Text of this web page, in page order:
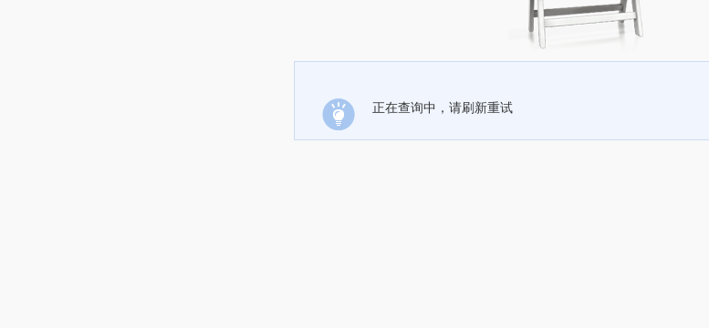
正在查询中，请刷新重试